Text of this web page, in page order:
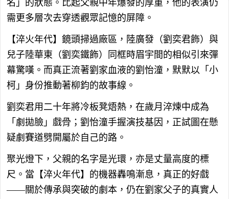
名」的狀態。比起父親中年爆發的厚重，他的表演仍
需更多層次去穿透觀眾記憶的屏障。
【淬火年代】鏡頭掃過廠區，陸廣發（劉奕君飾）與
兒子陸華東（劉奕鐵飾）同框時眉宇間的相似引來彈
幕驚嘆。而真正流著劉家血液的劉怡潼，默默以「小
柯」身份推動著柳鈞的故事線。
劉奕君用二十年將冷板凳焐熱，在歲月淬煉中成為
「劇拋臉」戲骨；劉怡潼手握演技基因，正試圖在懸
疑劇賽道劈開屬於自己的路。
聚光燈下，父親的名字是光環，亦是丈量高度的標
尺。當【淬火年代】的機器轟鳴漸息，真正的好戲
——關於傳承與突破的劇本，仍在劉家父子的真實人